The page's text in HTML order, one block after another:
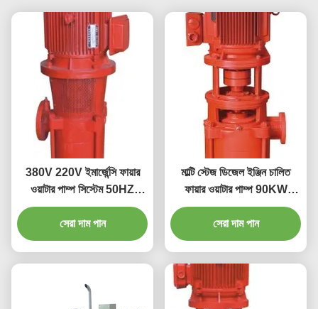
380V 220V ইমার্জেন্সি ফায়ার
ওয়াটার পাম্প সিস্টেম 50HZ
60HZ ফায়ার ফাইটিং ফোম পাম্প
সেরা দাম পান
মাল্টি স্টেজ ডিজেল ইঞ্জিন চালিত
ফায়ার ওয়াটার পাম্প 90KW
XBD-GDL
সেরা দাম পান